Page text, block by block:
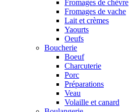
Fromages de chèvre
Fromages de vache
Lait et crèmes
Yaourts
Oeufs
Boucherie
Boeuf
Charcuterie
Porc
Préparations
Veau
Volaille et canard